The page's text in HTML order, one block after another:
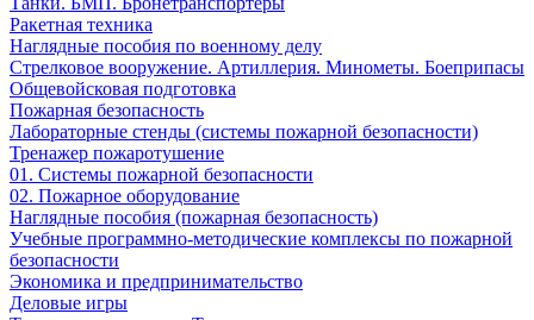
Ракетная техника
Наглядные пособия по военному делу
Стрелковое вооружение. Артиллерия. Минометы. Боеприпасы
Общевойсковая подготовка
Пожарная безопасность
Лабораторные стенды (системы пожарной безопасности)
Тренажер пожаротушение
01. Системы пожарной безопасности
02. Пожарное оборудование
Наглядные пособия (пожарная безопасность)
Учебные программно-методические комплексы по пожарной
безопасности
Экономика и предпринимательство
Деловые игры